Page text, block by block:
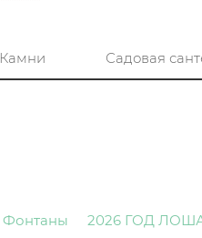
Камни Садовая
Фонтаны 2026 ГОД